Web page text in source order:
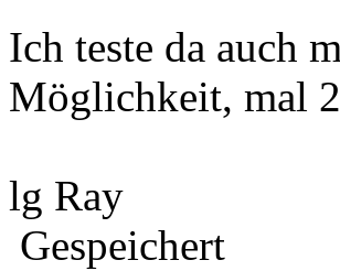
Ich teste da auch
Möglichkeit, mal
lg Ray
Gespeichert